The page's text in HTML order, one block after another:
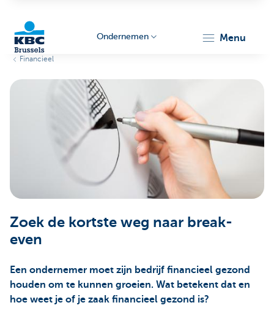
Ondernemen menu
Financieel
Zoek de kortste weg naar break-
even
Een ondernemer moet zijn bedrijf financieel gezond
houden om te kunnen groeien. Wat betekent dat en
hoe weet je of je zaak financieel gezond is?